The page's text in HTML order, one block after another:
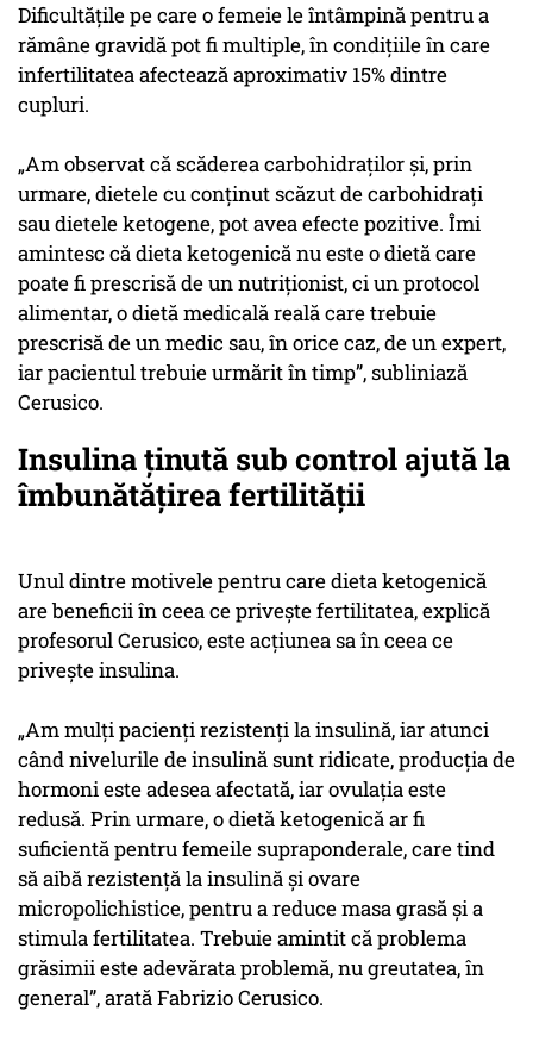
Dificultăţile pe care o femeie le întâmpină pentru a
rămâne gravidă pot fi multiple, în condițiile în care
infertilitatea afectează aproximativ 15% dintre
cupluri.
„Am observat că scăderea carbohidraţilor şi, prin
urmare, dietele cu conţinut scăzut de carbohidraţi
sau dietele ketogene, pot avea efecte pozitive. Îmi
amintesc că dieta ketogenică nu este o dietă care
poate fi prescrisă de un nutriţionist, ci un protocol
alimentar, o dietă medicală reală care trebuie
prescrisă de un medic sau, în orice caz, de un expert,
iar pacientul trebuie urmărit în timp”, subliniază
Cerusico.
Insulina ținută sub control ajută la
îmbunătățirea fertilității
Unul dintre motivele pentru care dieta ketogenică
are beneficii în ceea ce priveşte fertilitatea, explică
profesorul Cerusico, este acţiunea sa în ceea ce
priveşte insulina.
„Am mulţi pacienţi rezistenţi la insulină, iar atunci
când nivelurile de insulină sunt ridicate, producţia de
hormoni este adesea afectată, iar ovulaţia este
redusă. Prin urmare, o dietă ketogenică ar fi
suficientă pentru femeile supraponderale, care tind
să aibă rezistenţă la insulină şi ovare
micropolichistice, pentru a reduce masa grasă şi a
stimula fertilitatea. Trebuie amintit că problema
grăsimii este adevărata problemă, nu greutatea, în
general”, arată Fabrizio Cerusico.